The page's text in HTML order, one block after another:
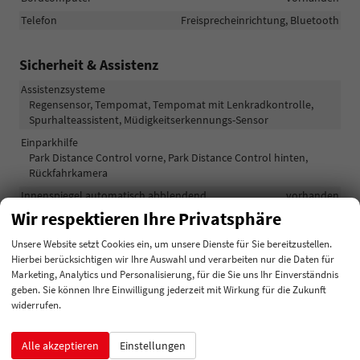
Telefon
Freisprecheinrichtung, Bluetooth
Sicherheit & Assistenz
Assistenzsysteme
Regensensor, Tempomat, Tempomat mit Lenkradkontrolle,
Spurhalteassistent, Müdigkeitserkennungs-Sensor
Einparkhilfe
Park Distance Control vorne, Park Distance Control hinten,
Rückfahrkamera
Innenspiegel automatisch abblendend
vorhanden
Lenkung
Servolenkung
Lichttechnik
Lichtsensor, LED-Tagfahrlicht
Pannenhilfe
Reserverad
Start/Stop-Automatik
vorhanden
Zentralverriegelung
Außen
Wir respektieren Ihre Privatsphäre
Unsere Website setzt Cookies ein, um unsere Dienste für Sie bereitzustellen.
Hierbei berücksichtigen wir Ihre Auswahl und verarbeiten nur die Daten für
Marketing, Analytics und Personalisierung, für die Sie uns Ihr Einverständnis
geben. Sie können Ihre Einwilligung jederzeit mit Wirkung für die Zukunft
widerrufen.
Alle akzeptieren Einstellungen